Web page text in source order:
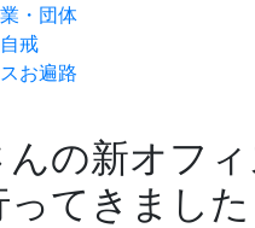
・団体
戒
お遍路
んの新オフ
てきました